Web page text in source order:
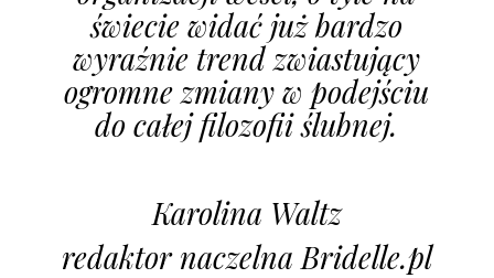
świecie widać już bardzo
wyraźnie trend zwiastujący
ogromne zmiany w podejściu
do całej filozofii ślubnej.
Karolina Waltz
redaktor naczelna Bridelle.pl